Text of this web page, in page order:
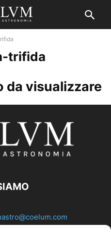
trifida
da visualizzare